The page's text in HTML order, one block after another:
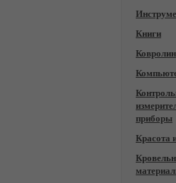
Книги
Ковролин
приборы
Красота